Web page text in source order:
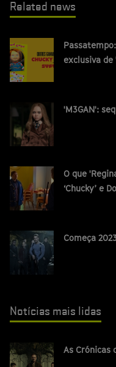
Related news
exclusiva de
'M3GAN':
O que
‘Chucky’ e
Começa
Notícias mais lidas
As Crónicas